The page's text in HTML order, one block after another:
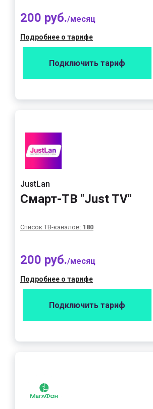
200 руб./месяц
Подробнее о тарифе
Подключить тариф
JustLan
Смарт-ТВ "Just TV"
Список ТВ-каналов: 180
200 руб./месяц
Подробнее о тарифе
Подключить тариф